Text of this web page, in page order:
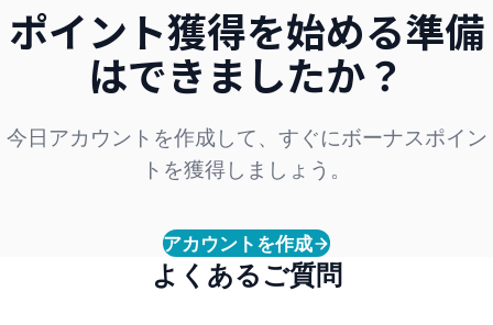
ログインしてリワードを確認
ポイント残高の確認、リワードの交換、VIP
ステータスの追跡などができます。
ログイン
ポイント獲得を始める準備
はできましたか？
今日アカウントを作成して、すぐにボーナスポイン
トを獲得しましょう。
アカウントを作成
よくあるご質問